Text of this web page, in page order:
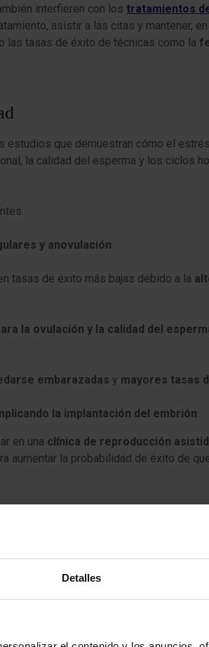
Detalles
interfieren con los tratamientos
asistir a las citas y mantener,
las tasas de éxito de técnicas como la
estudios que demuestran cómo el
la calidad del esperma y los ciclos
y anovulación.
tasas de éxito más bajas debido a la
la ovulación y la calidad del
embarazadas y mayores tasas
la implantación del embrión.
en una clínica de reproducción
aumentar la probabilidad de éxito de
tratamiento de fertilidad
a detallar una serie de
en reproducción asistida que pueden
Este tipo de terapia ha